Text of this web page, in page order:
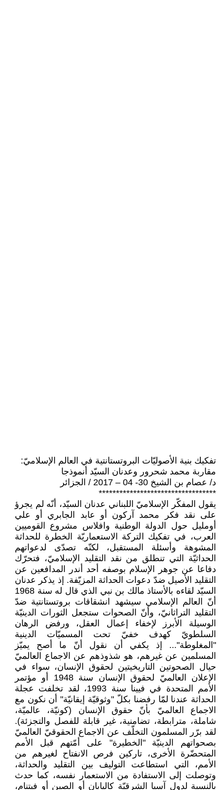
تفكيك بنية الأصوليّات البروتستانتية في العالم الإسلاميّ:
مقاربة محمد شحرور وعدنان السيّد أنموذجا
د/ عصام بن الشيخ 30- 04 – 2017 / الجزائر
**********************************
يقول المفكّر الإسلاميّ اللبناني عدنان السيّد، أنّه لم يجرؤ
على نقد فكر محمد آركون أو عابد الجابري أو علي
أومليل حول الدولة الوطنية وافلاس مشروع القوميين
العرب، في تفكيك التركة الاستعماريّة الخطرة للحداثة
المشوهة وأسئلة المستقبل، لكنّه تصدّى لدعواتهم
الحداثيّة التي تنطلق من نقد التقليد الإسلاميّ، فتحرّك
دفاعا عن جوهر الإسلام بوصفه أحد أندر المدافعين عن
التقليد الأصيل ضدّ دعوات الحداثة المزيّفة. إذ يذكر عدنان
السيّد لقاءه بالأستاذ مالك بن نبي الذي قال له سنة 1968
أنّ العالم الإسلامي سيشهد انشقاقات بروتستانتية ضدّ
التقليد التراثانيّ، وأنّ الصحوات ستجعل الثورات الدينيّة
الوسيلة الأبرز لإخفاء إعمال العقل، ورفض الرهان
السلطويّ كهدف خفيّ تحت المسميّات الدينية
"المغلوطة"... إذ يكفي أن نقول أنّ ما أصح يميّز
المسلمين عن غيرهم، هو شذوذهم عن الاجماع العالميّ
حيال الصحوتين التاريخيتين لحقوق الإنسان، سواء في
الإعلان العالميّ لحقوق الإنسان سنة 1948 أو مؤتمر
الأمم المتحدة في فيينا سنة 1993، لقد تخلفت عجلة
الحداثة عندنا لمّا رفضنا بكلّ "وثوقيّة إيقانيّة" أن نكون مع
الاجماع العالميّ بأنّ حقوق الإنسان (كونيّة، عالميّة،
شاملة، مترابطة، تضامنية، غير قابلة للفصل والتجزئة).
لقد برّر المسلمون التخلّف عن الاجماع الحقوقيّ العالميّ
بصحواتهم الدينيّة "الخطيرة" على أمّتهم قبل الأمم
المتحضّرة الأخرى، تاركين فرص الانفتاح لغيرهم من
الأمم، التي استطاعت التوليف بين التقليد والحداثة،
وتوصلت إلى الاستفادة من الاستعمار نفسه، كما حدث
بالنسبة لدول آسيا الشرقيّة كاليابان أو الصين أو فيتنام،